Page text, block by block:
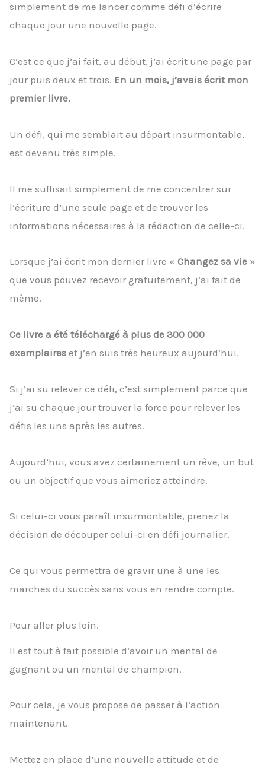
simplement de me lancer comme défi d’écrire
chaque jour une nouvelle page.
C’est ce que j’ai fait, au début, j’ai écrit une page par
jour puis deux et trois. En un mois, j’avais écrit mon
premier livre.
Un défi, qui me semblait au départ insurmontable,
est devenu très simple.
Il me suffisait simplement de me concentrer sur
l’écriture d’une seule page et de trouver les
informations nécessaires à la rédaction de celle-ci.
Lorsque j’ai écrit mon dernier livre « Changez sa vie »
que vous pouvez recevoir gratuitement, j’ai fait de
même.
Ce livre a été téléchargé à plus de 300 000
exemplaires et j’en suis très heureux aujourd’hui.
Si j’ai su relever ce défi, c’est simplement parce que
j’ai su chaque jour trouver la force pour relever les
défis les uns après les autres.
Aujourd’hui, vous avez certainement un rêve, un but
ou un objectif que vous aimeriez atteindre.
Si celui-ci vous paraît insurmontable, prenez la
décision de découper celui-ci en défi journalier.
Ce qui vous permettra de gravir une à une les
marches du succès sans vous en rendre compte.
Pour aller plus loin.
Il est tout à fait possible d’avoir un mental de
gagnant ou un mental de champion.
Pour cela, je vous propose de passer à l’action
maintenant.
Mettez en place d’une nouvelle attitude et de